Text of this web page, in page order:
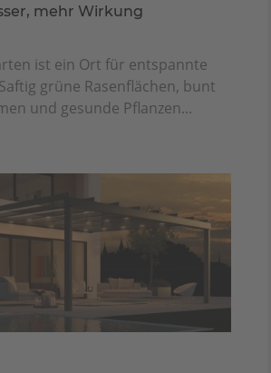
mehr Wirkung
ist ein Ort für entspannte
grüne Rasenflächen, bunt
und gesunde Pflanzen...